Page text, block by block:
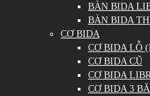
BÀN BIDA
BÀN BIDA
CƠ BIDA
CƠ BIDA LỖ
CƠ BIDA CŨ
CƠ BIDA
CƠ BIDA 3